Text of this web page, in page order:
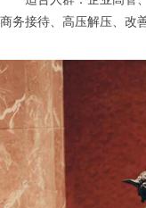
商务接待、高压解压、改